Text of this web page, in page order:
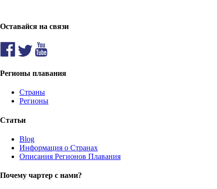
Оставайся на связи
Регионы плавания
Страны
Регионы
Статьи
Blog
Информация о Странах
Описания Регионов Плавания
Почему чартер с нами?